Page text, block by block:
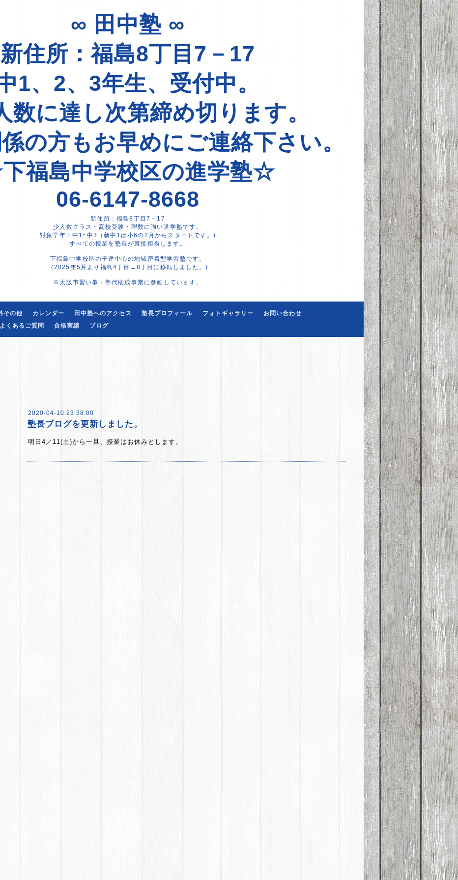
∞ 田中塾 ∞
新住所：福島8丁目7－17
1、2、3年生、受付中。
数に達し次第締め切ります。
の方もお早めにご連絡下さい。
福島中学校区の進学塾☆
06-6147-8668
新住所：福島8丁目7－17
少人数クラス・高校受験・理数に強い進学塾です。
対象学年：中1~中3（新中1は小6の2月からスタートです。)
すべての授業を塾長が直接担当します。
下福島中学校区の子達中心の地域密着型学習塾です。
（2025年5月より福島4丁目→8丁目に移転しました。)
※大阪市習い事・塾代助成事業に参画しています。
その他 カレンダー 田中塾へのアクセス 塾長プロフィール フォトギャラリー
お問い合わせ
よくあるご質問 合格実績 ブログ
2020-04-10 23:38:00
塾長ブログを更新しました。
明日4／11(土)から一旦、授業はお休みとします。